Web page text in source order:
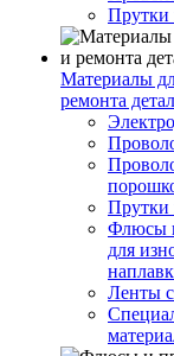
Прутки
Материалы
ремонта
Прутки
Флюсы
для
Ленты